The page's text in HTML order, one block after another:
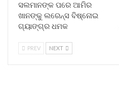
ସଲମାନଙ୍କ ପରେ ଆମିର
ଖାନଙ୍କୁ ଲରେନ୍ସ ବିଷ୍ନୋଇ
ଗ୍ୟାଙ୍ଗ୍‌ର ଧମକ
PREV NEXT